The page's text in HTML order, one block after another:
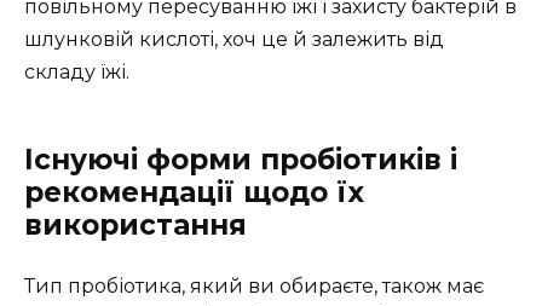
повільному пересуванню їжі і захисту бактерій в
шлунковій кислоті, хоч це й залежить від
складу їжі.
Існуючі форми пробіотиків і
рекомендації щодо їх
використання
Тип пробіотика, який ви обираєте, також має